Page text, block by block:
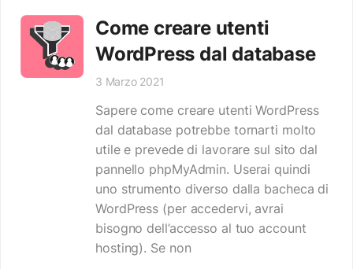
Come creare utenti
WordPress dal database
3 Marzo 2021
Sapere come creare utenti WordPress
dal database potrebbe tornarti molto
utile e prevede di lavorare sul sito dal
pannello phpMyAdmin. Userai quindi
uno strumento diverso dalla bacheca di
WordPress (per accedervi, avrai
bisogno dell’accesso al tuo account
hosting). Se non